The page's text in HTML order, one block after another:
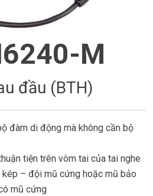
M
đầu (BTH)
đàm di động mà không cần bộ
tiện trên vòm tai của tai nghe
– đội mũ cứng hoặc mũ bảo
mũ cứng